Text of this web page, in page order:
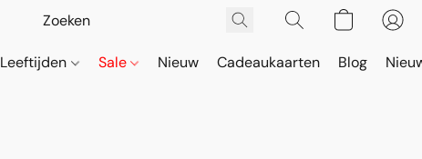
Leeftijden Sale Nieuw Cadeaukaarten Blog